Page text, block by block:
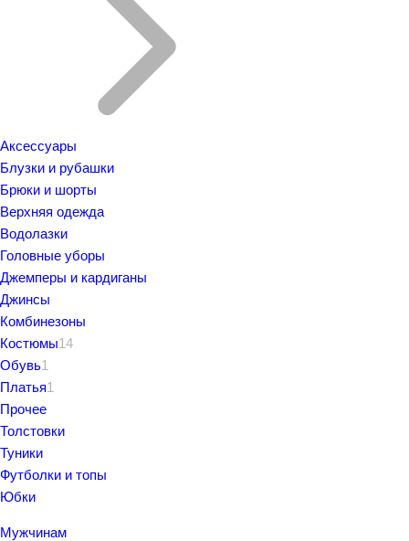
Аксессуары
Блузки и рубашки
Брюки и шорты
Верхняя одежда
Водолазки
Головные уборы
Джемперы и кардиганы
Джинсы
Комбинезоны
Костюмы14
Обувь1
Платья1
Прочее
Толстовки
Туники
Футболки и топы
Юбки
Мужчинам